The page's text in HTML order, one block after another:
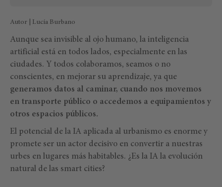
Autor | Lucía Burbano
Aunque sea invisible al ojo humano, la inteligencia
artificial está en todos lados, especialmente en las
ciudades. Y todos colaboramos, seamos o no
conscientes, en mejorar su aprendizaje, ya que
generamos datos al caminar, cuando nos movemos
en transporte público o accedemos a equipamientos y
otros espacios públicos.
El potencial de la IA aplicada al urbanismo es enorme y
promete ser un actor decisivo en convertir a nuestras
urbes en lugares más habitables. ¿Es la IA la evolución
natural de las smart cities?